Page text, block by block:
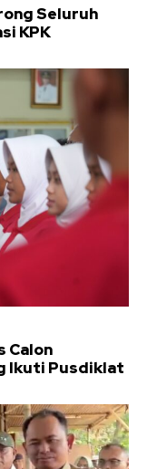
Seluruh
KPK
Calon
Ikuti Pusdiklat